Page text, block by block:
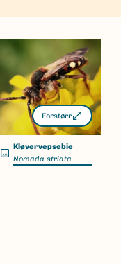
Forstørr
Kløvervepsebie
Nomada striata